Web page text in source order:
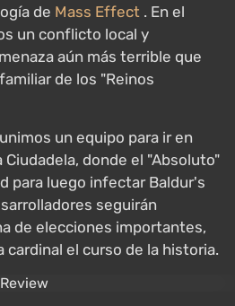
de Mass Effect . En el
un conflicto local y
aún más terrible que
de los "Reinos
un equipo para ir en
Ciudadela, donde el "Absoluto"
para luego infectar Baldur's
seguirán
de elecciones importantes,
cardinal el curso de la historia.